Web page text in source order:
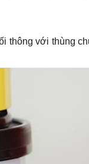
thông với thùng